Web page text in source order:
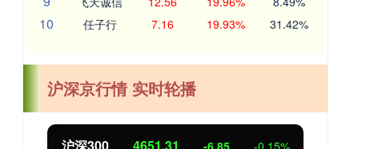
10 任子行 7.16 19.93% 31.42%
沪深京行情 实时轮播
3.42 0.30%